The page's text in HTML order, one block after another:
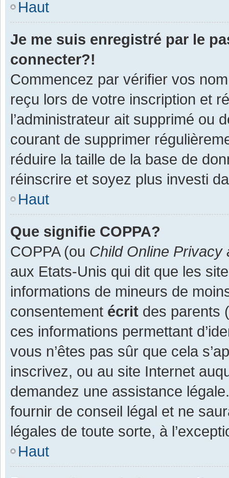
Haut
Je me suis enregistré par le
connecter?!
Commencez par vérifier vos
reçu lors de votre inscription et
l’administrateur ait supprimé ou
courant de supprimer
réduire la taille de la base de
réinscrire et soyez plus investi
Haut
Que signifie COPPA?
COPPA (ou Child Online Privacy
aux Etats-Unis qui dit que les
informations de mineurs de
consentement écrit des parents
ces informations permettant
vous n’êtes pas sûr que cela
inscrivez, ou au site Internet
demandez une assistance
fournir de conseil légal et ne
légales de toute sorte, à
Haut